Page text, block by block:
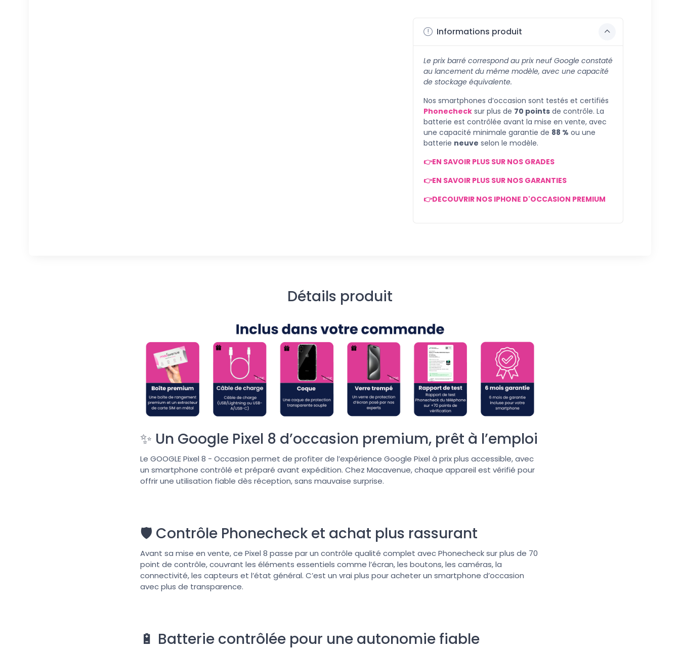
Informations produit
Le prix barré correspond au prix neuf Google constaté
au lancement du même modèle, avec une capacité
de stockage équivalente.
Nos smartphones d’occasion sont testés et certifiés
Phonechecksur plus de 70 pointsde contrôle. La
batterie est contrôlée avant la mise en vente, avec
une capacité minimale garantie de 88 % ou une
batterie neuve selon le modèle.
👉EN SAVOIR PLUS SUR NOS GRADES
👉EN SAVOIR PLUS SUR NOS GARANTIES
👉DECOUVRIR NOS IPHONE D'OCCASION PREMIUM
Détails produit
✨ Un Google Pixel 8 d’occasion premium, prêt à l’emploi
Le GOOGLE Pixel 8 - Occasion permet de profiter de l’expérience Google Pixel à prix plus accessible, avec
un smartphone contrôlé et préparé avant expédition. Chez Macavenue, chaque appareil est vérifié pour
offrir une utilisation fiable dès réception, sans mauvaise surprise.
🛡️ Contrôle Phonecheck et achat plus rassurant
Avant sa mise en vente, ce Pixel 8 passe par un contrôle qualité complet avec Phonecheck sur plus de 70
point de contrôle, couvrant les éléments essentiels comme l’écran, les boutons, les caméras, la
connectivité, les capteurs et l’état général. C’est un vrai plus pour acheter un smartphone d’occasion
avec plus de transparence.
🔋 Batterie contrôlée pour une autonomie fiable